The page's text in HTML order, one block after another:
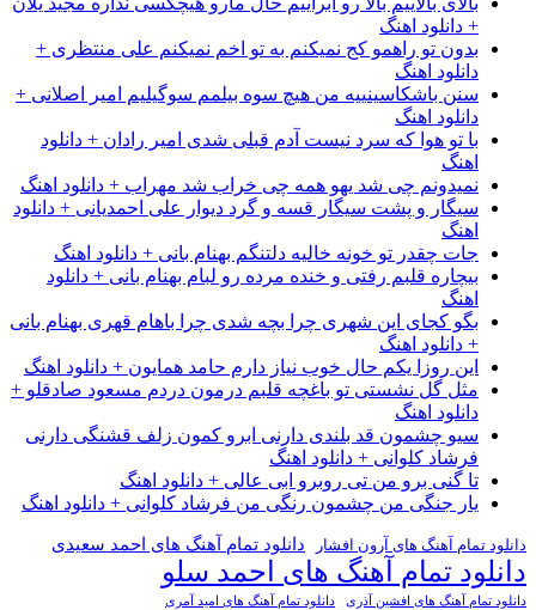
+ دانلود اهنگ
بدون تو راهمو کج نمیکنم به تو اخم نمیکنم علی منتظری +
دانلود اهنگ
سنن باشکاسینییه من هیچ سوه بیلمم سوگیلیم امیر اصلانی +
دانلود اهنگ
با تو هوا که سرد نیست آدم قبلی شدی امیر رادان + دانلود
اهنگ
نمیدونم چی شد یهو همه چی خراب شد مهراب + دانلود اهنگ
سیگار و پشت سیگار قسه و گرد دیوار علی احمدیانی + دانلود
اهنگ
جات چقدر تو خونه خالیه دلتنگم بهنام بانی + دانلود اهنگ
بیچاره قلبم رفتی و خنده مرده رو لبام بهنام بانی + دانلود
اهنگ
بگو کجای این شهری چرا بچه شدی چرا باهام قهری بهنام بانی
+ دانلود اهنگ
این روزا یکم حال خوب نیاز دارم حامد همایون + دانلود اهنگ
مثل گل نشستی تو باغچه قلبم درمون دردم مسعود صادقلو +
دانلود اهنگ
سیو چشمون قد بلندی دارنی ابرو کمون زلف قشنگی دارنی
فرشاد کلوانی + دانلود اهنگ
تا گنی برو من تی روبرو ابی عالی + دانلود اهنگ
یار جنگی من چشمون رنگی من فرشاد کلوانی + دانلود اهنگ
دانلود تمام آهنگ های آرون افشار دانلود تمام آهنگ های احمد سعیدی
دانلود تمام آهنگ های احمد سلو
دانلود تمام آهنگ های افشین آذری دانلود تمام آهنگ های امید آمری